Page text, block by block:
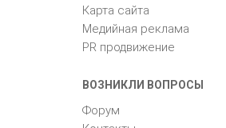
Карта сайта
Медийная реклама
PR продвижение
ВОЗНИКЛИ ВОПРОСЫ
Форум